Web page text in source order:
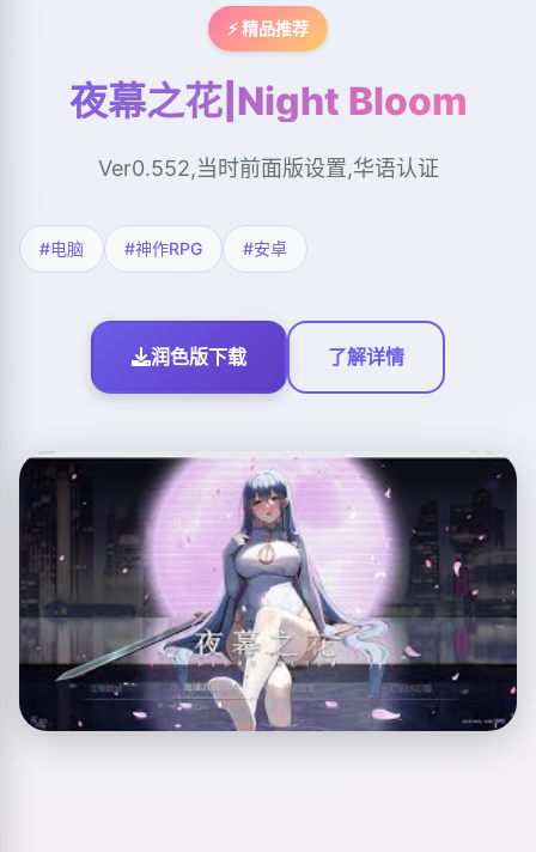
⚡ 精品推荐
夜幕之花|Night Bloom
Ver0.552,当时前面版设置,华语认证
#电脑 #神作RPG #安卓
润色版下载 了解详情